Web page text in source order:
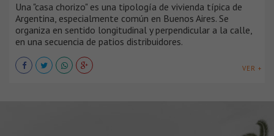
Una "casa chorizo" es una tipología de vivienda típica de
Argentina, especialmente común en Buenos Aires. Se
organiza en sentido longitudinal y perpendicular a la calle,
en una secuencia de patios distribuidores.
VER +